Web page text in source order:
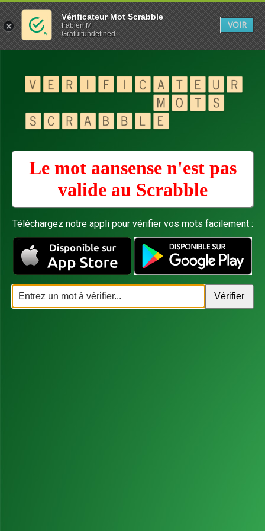
Le mot aansense n'est pas
valide au Scrabble
Téléchargez notre appli pour vérifier vos mots facilement :
Vérificateur Mot Scrabble
Fabien M
Gratuitundefined
VOIR